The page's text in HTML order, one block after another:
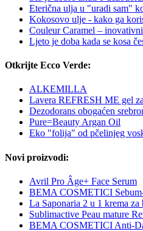
Eterična ulja u "uradi sam"
Kokosovo ulje - kako ga
Couleur Caramel –
Ljeto je doba kada se kosa
Otkrijte Ecco Verde:
ALKEMILLA
Lavera REFRESH ME gel
Dezodorans obogaćen
Pure=Beauty Argan Oil
Eko "folija" od pčelinjeg
Novi proizvodi:
Avril Pro Âge+ Face Serum
BEMA COSMETICI
La Saponaria 2 u 1 krema
Sublimactive Peau mature
BEMA COSMETICI Anti-